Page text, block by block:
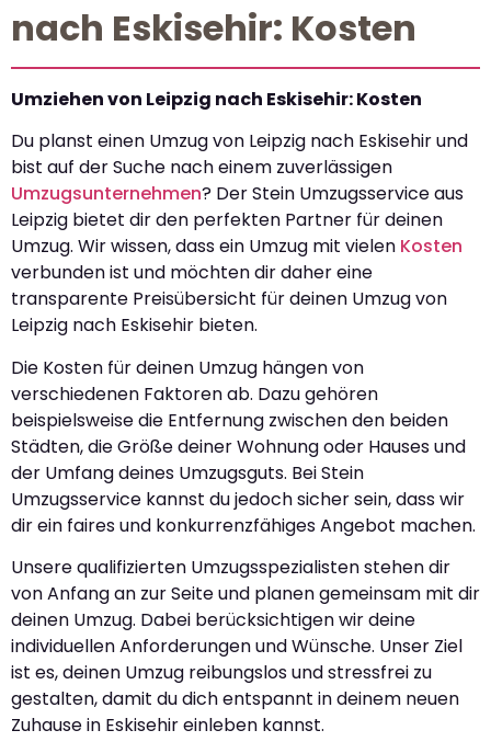
nach Eskisehir: Kosten
Umziehen von Leipzig nach Eskisehir: Kosten
Du planst einen Umzug von Leipzig nach Eskisehir und
bist auf der Suche nach einem zuverlässigen
Umzugsunternehmen? Der Stein Umzugsservice aus
Leipzig bietet dir den perfekten Partner für deinen
Umzug. Wir wissen, dass ein Umzug mit vielen Kosten
verbunden ist und möchten dir daher eine
transparente Preisübersicht für deinen Umzug von
Leipzig nach Eskisehir bieten.
Die Kosten für deinen Umzug hängen von
verschiedenen Faktoren ab. Dazu gehören
beispielsweise die Entfernung zwischen den beiden
Städten, die Größe deiner Wohnung oder Hauses und
der Umfang deines Umzugsguts. Bei Stein
Umzugsservice kannst du jedoch sicher sein, dass wir
dir ein faires und konkurrenzfähiges Angebot machen.
Unsere qualifizierten Umzugsspezialisten stehen dir
von Anfang an zur Seite und planen gemeinsam mit dir
deinen Umzug. Dabei berücksichtigen wir deine
individuellen Anforderungen und Wünsche. Unser Ziel
ist es, deinen Umzug reibungslos und stressfrei zu
gestalten, damit du dich entspannt in deinem neuen
Zuhause in Eskisehir einleben kannst.